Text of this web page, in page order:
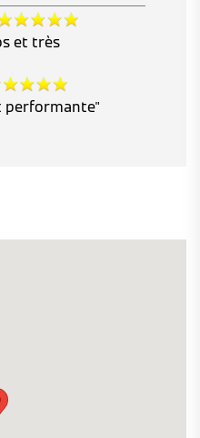
et très
performante"